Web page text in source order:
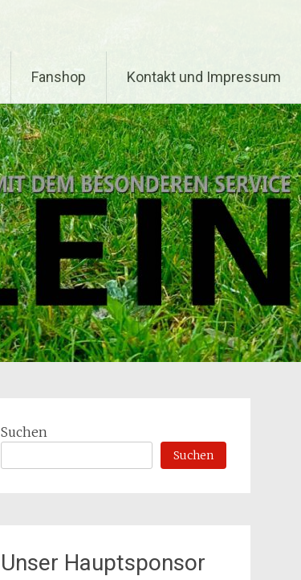
Fanshop Kontakt und Impressum
Suchen
Suchen
Unser Hauptsponsor